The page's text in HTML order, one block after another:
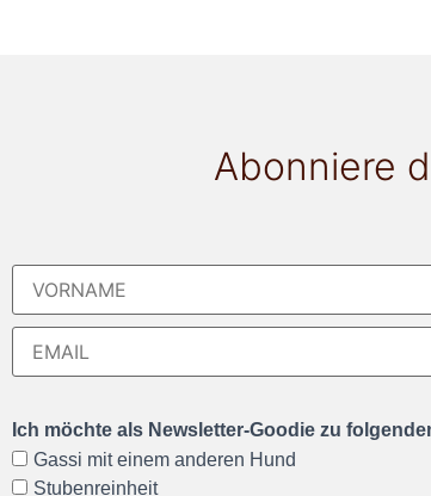
Abonniere
Ich möchte als Newsletter-Goodie zu
Gassi mit einem anderen Hund
Stubenreinheit